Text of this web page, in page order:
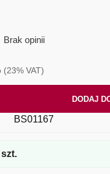
Brak opinii
(23% VAT)
DODAJ
BS01167